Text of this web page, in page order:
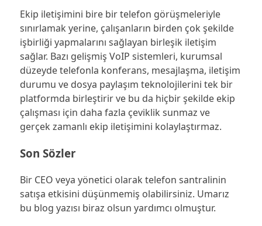
Ekip iletişimini bire bir telefon görüşmeleriyle
sınırlamak yerine, çalışanların birden çok şekilde
işbirliği yapmalarını sağlayan birleşik iletişim
sağlar. Bazı gelişmiş VoIP sistemleri, kurumsal
düzeyde telefonla konferans, mesajlaşma, iletişim
durumu ve dosya paylaşım teknolojilerini tek bir
platformda birleştirir ve bu da hiçbir şekilde ekip
çalışması için daha fazla çeviklik sunmaz ve
gerçek zamanlı ekip iletişimini kolaylaştırmaz.
Son Sözler
Bir CEO veya yönetici olarak telefon santralinin
satışa etkisini düşünmemiş olabilirsiniz. Umarız
bu blog yazısı biraz olsun yardımcı olmuştur.